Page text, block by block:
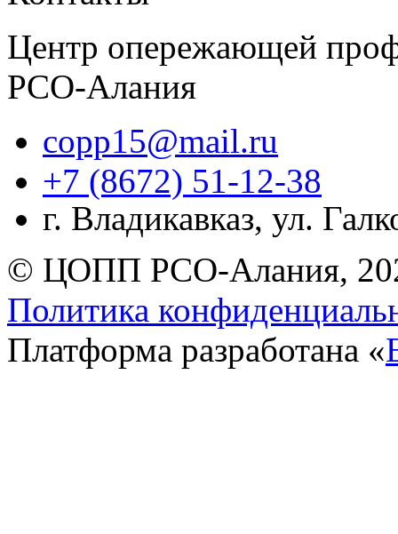
Центр опережающей
РСО-Алания
copp15@mail.ru
+7 (8672) 51-12-38
г. Владикавказ, ул.
© ЦОПП РСО-Алания,
Политика
Платформа разработана «